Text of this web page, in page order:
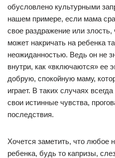
обусловлено культурными
нашем примере, если мама
свое раздражение или злость,
может накричать на ребенка
неожиданностью. Ведь он не
внутри, как «включаются» ее
добрую, спокойную маму,
играет. В таких случаях
свои истинные чувства,
последствия.
Хочется заметить, что любое
ребенка, будь то капризы,